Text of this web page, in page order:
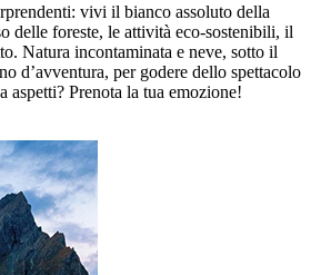
vivi il bianco assoluto della
delle foreste, le attività eco-sostenibili, il
Natura incontaminata e neve, sotto il
d’avventura, per godere dello spettacolo
aspetti? Prenota la tua emozione!